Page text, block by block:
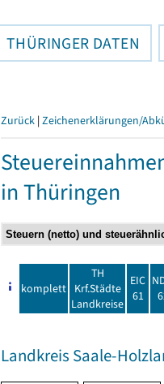
THÜRINGER DATEN
Zurück | Zeichenerklärungen/
in Thüringen
komplett
TH
Krf.Städte
Landkreise
EIC
61
Landkreis Saale-